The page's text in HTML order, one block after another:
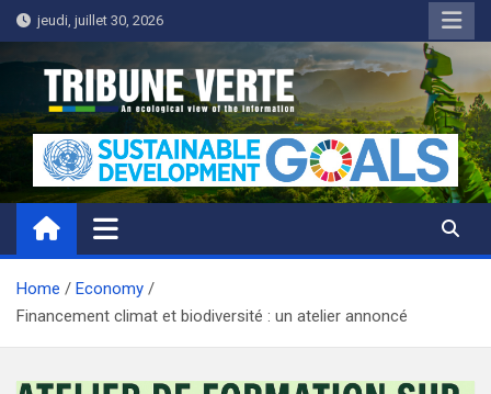
Skip
to
content
jeudi, juillet 30, 2026
Tribune Verte
Un regard écologique de l'information
Home
Economy
Financement climat et biodiversité : un atelier annoncé